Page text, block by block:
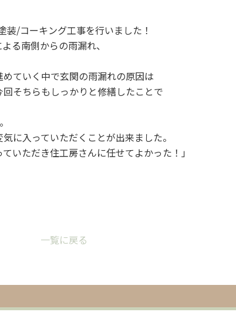
/コーキング工事を行いました！
る南側からの雨漏れ、
ていく中で玄関の雨漏れの原因は
そちらもしっかりと修繕したことで
に入っていただくことが出来ました。
いただき住工房さんに任せてよかった！」
一覧に戻る